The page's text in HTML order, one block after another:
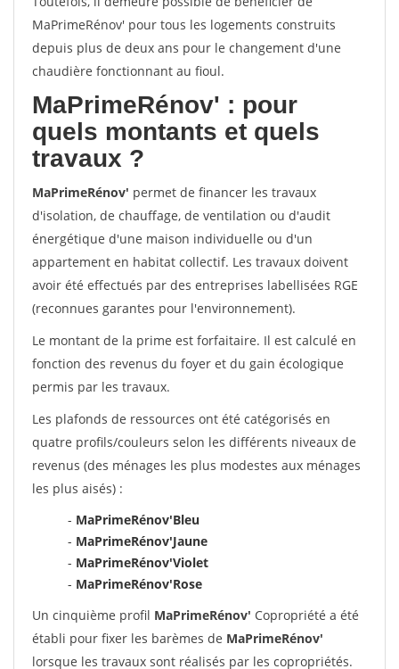
MaPrimeRénov' pour tous les logements construits
depuis plus de deux ans pour le changement d'une
chaudière fonctionnant au fioul.
MaPrimeRénov' : pour
quels montants et quels
travaux ?
MaPrimeRénov' permet de financer les travaux
d'isolation, de chauffage, de ventilation ou d'audit
énergétique d'une maison individuelle ou d'un
appartement en habitat collectif. Les travaux doivent
avoir été effectués par des entreprises labellisées RGE
(reconnues garantes pour l'environnement).
Le montant de la prime est forfaitaire. Il est calculé en
fonction des revenus du foyer et du gain écologique
permis par les travaux.
Les plafonds de ressources ont été catégorisés en
quatre profils/couleurs selon les différents niveaux de
revenus (des ménages les plus modestes aux ménages
les plus aisés) :
- MaPrimeRénov'Bleu
- MaPrimeRénov'Jaune
- MaPrimeRénov'Violet
- MaPrimeRénov'Rose
Un cinquième profil MaPrimeRénov' Copropriété a été
établi pour fixer les barèmes de MaPrimeRénov'
lorsque les travaux sont réalisés par les copropriétés.